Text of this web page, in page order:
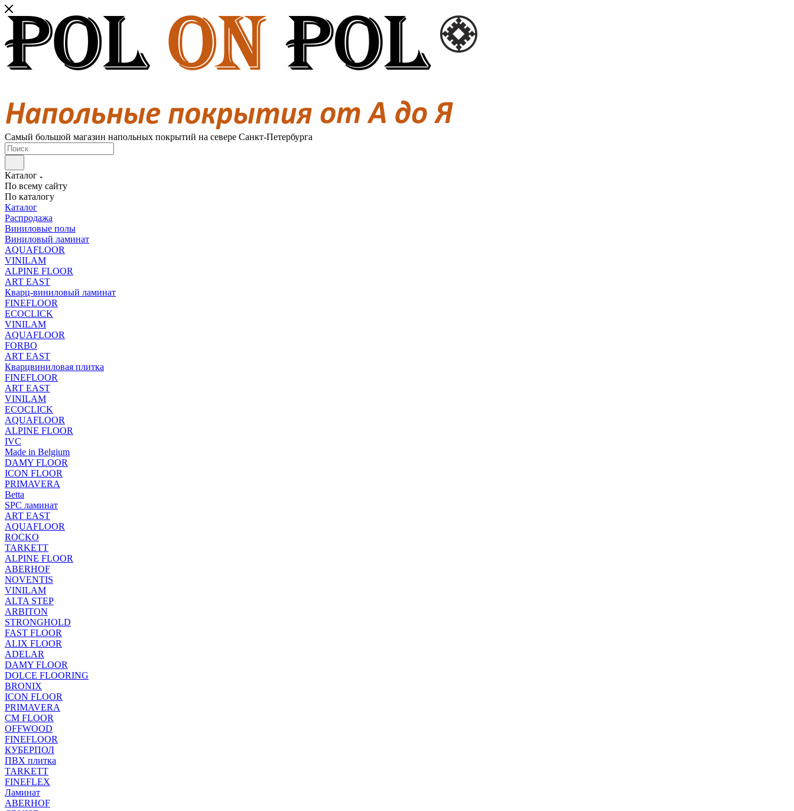
Самый большой магазин напольных покрытий на севере Санкт-Петербурга
Каталог
По всему сайту
По каталогу
Каталог
Распродажа
Виниловые полы
Виниловый ламинат
AQUAFLOOR
VINILAM
ALPINE FLOOR
ART EAST
Кварц-виниловый ламинат
FINEFLOOR
ECOCLICK
VINILAM
AQUAFLOOR
FORBO
ART EAST
Кварцвиниловая плитка
FINEFLOOR
ART EAST
VINILAM
ECOCLICK
AQUAFLOOR
ALPINE FLOOR
IVC
Made in Belgium
DAMY FLOOR
ICON FLOOR
PRIMAVERA
Betta
SPC ламинат
ART EAST
AQUAFLOOR
ROCKO
TARKETT
ALPINE FLOOR
ABERHOF
NOVENTIS
VINILAM
ALTA STEP
ARBITON
STRONGHOLD
FAST FLOOR
ALIX FLOOR
ADELAR
DAMY FLOOR
DOLCE FLOORING
BRONIX
ICON FLOOR
PRIMAVERA
CM FLOOR
OFFWOOD
FINEFLOOR
КУБЕРПОЛ
ПВХ плитка
TARKETT
FINEFLEX
Ламинат
ABERHOF